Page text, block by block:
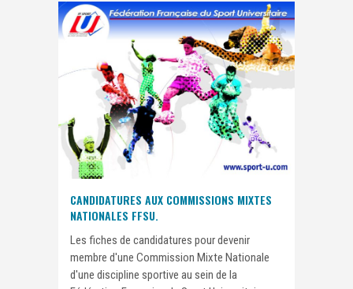
CANDIDATURES AUX COMMISSIONS MIXTES
NATIONALES FFSU.
Les fiches de candidatures pour devenir
membre d'une Commission Mixte Nationale
d'une discipline sportive au sein de la